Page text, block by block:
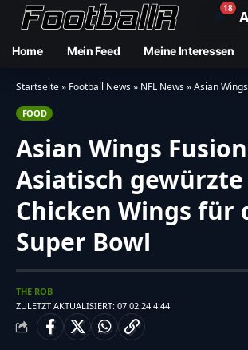
🔔18
Home Mein Feed Meine Interessen
Startseite» Football News» NFL News»Asian Wings Fusion:
FOOD
Asian Wings
Asiatisch gewürzte
Chicken Wings für
Super Bowl
ZULETZT AKTUALISIERT: 07.02.24 4:44
THE ROB